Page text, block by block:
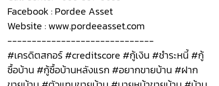
Facebook : Pordee Asset
Website : www.pordeeasset.com
------------------------------
#เครดิตสกอร์ #creditscore #กู้เงิน #ชำระหนี้ #กู้
ซื้อบ้าน #กู้ซื้อบ้านหลังแรก #อยากขายบ้าน #ฝาก